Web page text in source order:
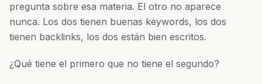
pregunta sobre esa materia. El otro no aparece
nunca. Los dos tienen buenas keywords, los dos
tienen backlinks, los dos están bien escritos.
¿Qué tiene el primero que no tiene el segundo?